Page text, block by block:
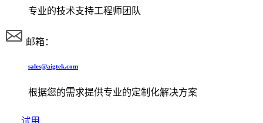
专业的技术支持工程师团队
邮箱：
sales@aigtek.com
根据您的需求提供专业的定制化解决方案
试用